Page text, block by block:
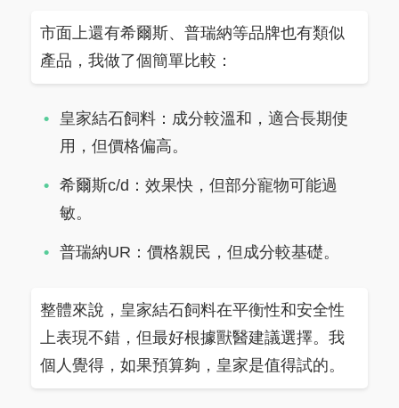
市面上還有希爾斯、普瑞納等品牌也有類似
產品，我做了個簡單比較：
皇家結石飼料：成分較溫和，適合長期使
用，但價格偏高。
希爾斯c/d：效果快，但部分寵物可能過
敏。
普瑞納UR：價格親民，但成分較基礎。
整體來說，皇家結石飼料在平衡性和安全性
上表現不錯，但最好根據獸醫建議選擇。我
個人覺得，如果預算夠，皇家是值得試的。